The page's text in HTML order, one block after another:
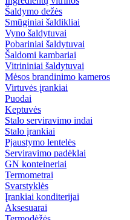
Šaldymo dežės
Smūginiai šaldikliai
Vyno šaldytuvai
Pobariniai šaldytuvai
Šaldomi kambariai
Vitrininiai šaldytuvai
Mėsos brandinimo kameros
Virtuvės įrankiai
Puodai
Keptuvės
Stalo serviravimo indai
Stalo įrankiai
Pjaustymo lentelės
Serviravimo padėklai
GN konteineriai
Termometrai
Svarstyklės
Įrankiai konditerijai
Aksesuarai